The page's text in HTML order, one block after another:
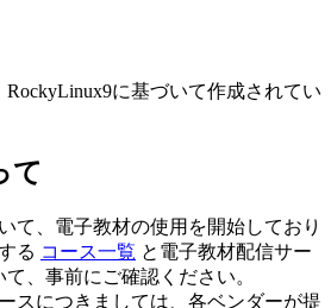
に基づいて作成されてい
て
て、電子教材の使用を開始しており
る コース一覧 と電子教材配信サー
て、事前にご確認ください。
スにつきましては、各ベンダーが提